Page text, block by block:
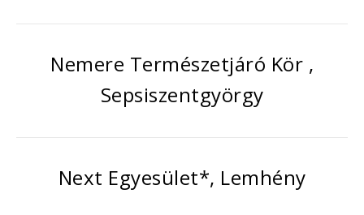
Nemere Természetjáró Kör ,
Sepsiszentgyörgy
Next Egyesület*, Lemhény